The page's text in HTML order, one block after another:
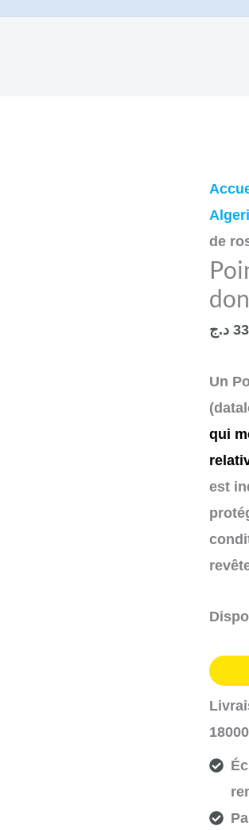
de
Le
prix
initial
était :
د.ج
Un
qui
est
de
Point
de
rosée
algerie